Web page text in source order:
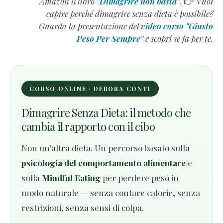
guidando e ricercando ibeneficiimmediati.
Leggi l'articolo completo→
oltre le diete: usale in funzione della tualibertà
e non farti consumare da loro.
Oppure hai proprio bisogno dicarboidrati, non
perché te lo dica l'abitudine o gli occhi, ma
perché senti che il corpo e il cervello
Leggi l'articolo completo→
capire perché dimagrire senza dieta è possibile?
Guarda la presentazione delvideo corso "Giusto
Peso Per Sempre"e scopri se fa per te.
CORSO ONLINE · DEBORA CONTI
Dimagrire Senza Dieta: il metodo che
cambia il rapporto con il cibo
Non un'altra dieta. Un percorso basato sulla
psicologia del comportamento alimentare e
sulla Mindful Eating per perdere peso in
modo naturale — senza contare calorie, senza
restrizioni, senza sensi di colpa.